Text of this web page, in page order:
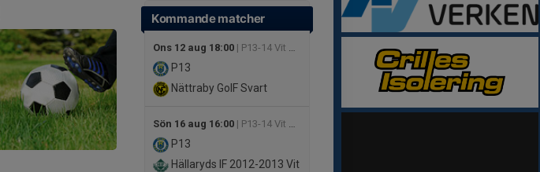
Kommande matcher
Ons 12 aug 18:00 | P13-14 Vit Höst Grupp 1
P13
Nättraby GoIF Svart
Sön 16 aug 16:00 | P13-14 Vit Höst Grupp 2
P13
Hällaryds IF 2012-2013 Vit